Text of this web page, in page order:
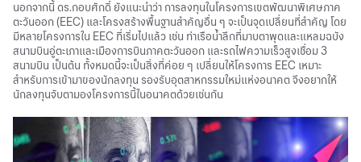
นอกจากนี้ ดร.กอบศักดิ์ ยังแนะนำว่า การลงทุนในโครงการเขตพัฒนาพิเศษภาค
ตะวันออก (EEC) และโครงสร้างพื้นฐานสำคัญอื่น ๆ จะเป็นจุดเปลี่ยนที่สำคัญ โดย
มีหลายโครงการใน EEC ที่เริ่มไปแล้ว เช่น ท่าเรือน้ำลึกที่มาบตาพุดและแหลมฉบัง
สนามบินอู่ตะเภาและเมืองการบินภาคตะวันออก และรถไฟความเร็วสูงเชื่อม 3
สนามบิน เป็นต้น ทั้งหมดนี้จะเป็นสิ่งที่ค่อย ๆ เปลี่ยนให้โครงการ EEC เหมาะ
สำหรับการเข้ามาของนักลงทุน รองรับอุตสาหกรรมใหม่แห่งอนาคต จึงอยากให้
นักลงทุนจับตามองโครงการนี้ในอนาคตด้วยเช่นกัน